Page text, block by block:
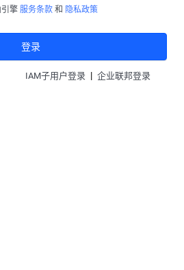
擎 服务条款 和 隐私政策
登录
IAM子用户登录 | 企业联邦登录